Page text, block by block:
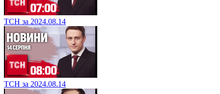
ТСН за 2024.08.14
ТСН за 2024.08.14